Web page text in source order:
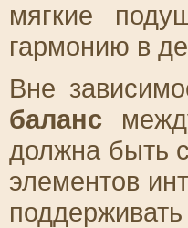
мягкие
гармонию в
Вне
баланс
должна быть
элементов